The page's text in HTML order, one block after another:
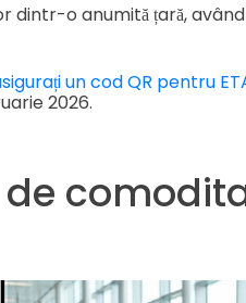
dintr-o anumită țară,
un cod QR pentru
2026.